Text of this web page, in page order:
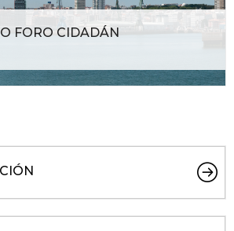
FORO CIDADÁN